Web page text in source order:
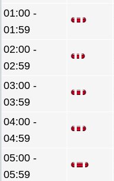
01:00 -
01:59
02:00 -
02:59
03:00 -
03:59
04:00 -
04:59
05:00 -
05:59